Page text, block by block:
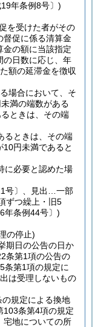
年条例8号〕)
を受けた者がその
督促に係る清算金
金の額に当該指定
の日数に応じ、年
額の延滞金を徴収
場合において、そ
満の端数がある
ときは、その端
るときは、その端
円未満であると
に必要と認めた場
号〕、見出…一部
つ繰上・旧5
年条例44号〕)
の停止)
期日の公告の日か
条第1項の公告の
条第1項の規定に
は受理しないもの
規定による換地
103条第4項の規定
宅地についての所